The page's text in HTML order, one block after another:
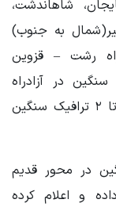
شاهاندشت،
به جنوب)
رشت – قزوین
در آزادراه
پردیس – تهران حدفاصل تونل شماره ۴ تا ۲ ترافیک سنگین
در محور قدیم
و اعلام کرده